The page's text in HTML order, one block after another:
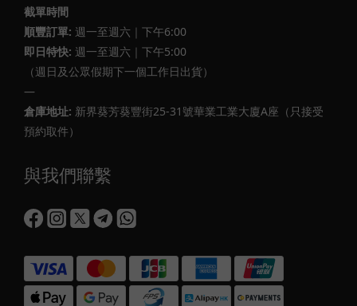
截單時間
順豐訂單: 週一至週六｜下午6:00
即日特快: 週一至週六｜下午5:00
（週日及公眾假期下一個工作日出貨）
—
倉庫地址: 新界葵芳葵豐街25-31號華業工業大廈A座（只接受
預約取件）
與我們聯繫